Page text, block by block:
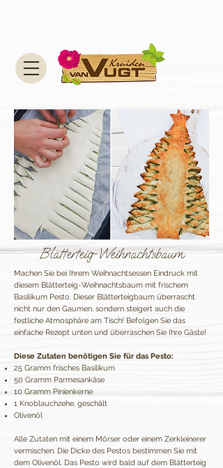
Blätterteig-Weihnachtsbaum
Machen Sie bei Ihrem Weihnachtsessen Eindruck mit
diesem Blätterteig-Weihnachtsbaum mit frischem
Basilikum Pesto. Dieser Blätterteigbaum überrascht
nicht nur den Gaumen, sondern steigert auch die
festliche Atmosphäre am Tisch! Befolgen Sie das
einfache Rezept unten und überraschen Sie Ihre Gäste!
Diese Zutaten benötigen Sie für das Pesto:
25 Gramm frisches Basilikum
50 Gramm Parmesankäse
10 Gramm Pinienkerne
1 Knoblauchzehe, geschält
Olivenöl
Alle Zutaten mit einem Mörser oder einem Zerkleinerer
vermischen. Die Dicke des Pestos bestimmen Sie mit
dem Olivenöl. Das Pesto wird bald auf dem Blätterteig